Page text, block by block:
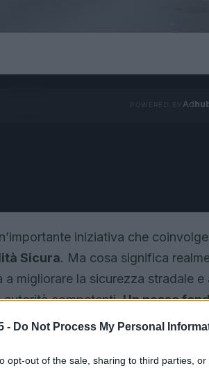
- Do Not Process My Personal
opt-out of the sale, sharing to third parties,
Ad
iniziativa che
Sicura. Ma cosa significa
migliorare la sicurezza stradale e
autorità competenti.Un passo